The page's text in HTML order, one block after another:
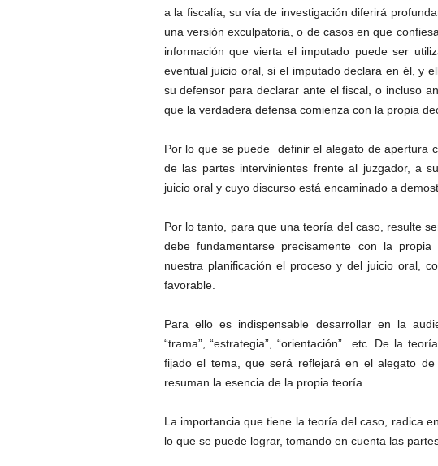
a la fiscalía, su vía de investigación diferirá
una versión exculpatoria, o de casos en que
información que vierta el imputado puede ser
eventual juicio oral, si el imputado declara en él, y
su defensor para declarar ante el fiscal, o incluso
que la verdadera defensa comienza con la propia
Por lo que se puede definir el alegato de apertura
de las partes intervinientes frente al juzgador, a
juicio oral y cuyo discurso está encaminado a
Por lo tanto, para que una teoría del caso, resulte
debe fundamentarse precisamente con la
nuestra planificación el proceso y del juicio oral,
favorable.
Para ello es indispensable desarrollar en la
“trama”, “estrategia”, “orientación” etc. De la
fijado el tema, que será reflejará en el alegato
resuman la esencia de la propia teoría.
La importancia que tiene la teoría del caso, radica
lo que se puede lograr, tomando en cuenta las